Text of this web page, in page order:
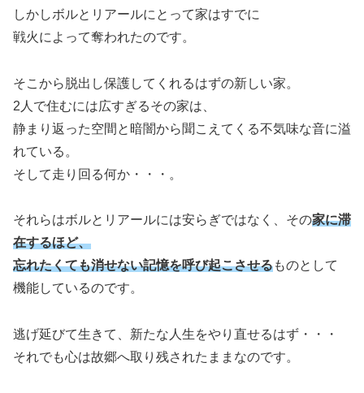
しかしボルとリアールにとって家はすでに
戦火によって奪われたのです。
そこから脱出し保護してくれるはずの新しい家。
2人で住むには広すぎるその家は、
静まり返った空間と暗闇から聞こえてくる不気味な音に溢
れている。
そして走り回る何か・・・。
それらはボルとリアールには安らぎではなく、その家に滞
在するほど、
忘れたくても消せない記憶を呼び起こさせるものとして
機能しているのです。
逃げ延びて生きて、新たな人生をやり直せるはず・・・
それでも心は故郷へ取り残されたままなのです。